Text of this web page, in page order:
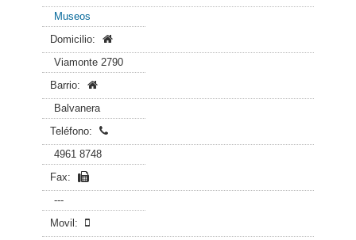
Museos
Domicilio:
Viamonte 2790
Barrio:
Balvanera
Teléfono:
4961 8748
Fax:
---
Movil: